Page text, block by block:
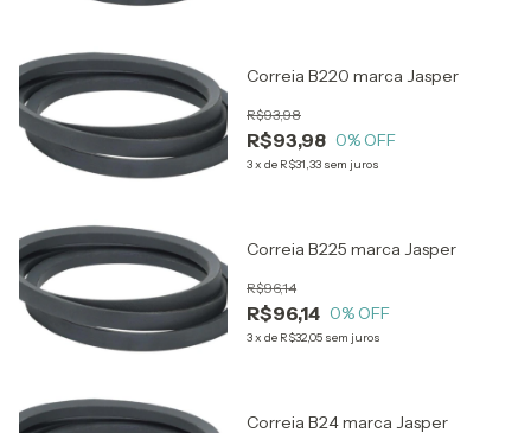
Correia B220 marca Jasper
R$93,98
R$93,98
0% OFF
3x de R$31,33 sem juros
Correia B225 marca Jasper
R$96,14
R$96,14
0% OFF
3x de R$32,05 sem juros
Correia B24 marca Jasper